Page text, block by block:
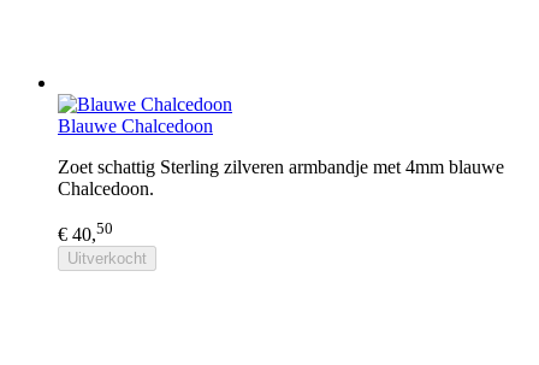
Blauwe Chalcedoon
Zoet schattig Sterling zilveren armbandje met 4mm blauwe
Chalcedoon.
€ 40,50
Uitverkocht